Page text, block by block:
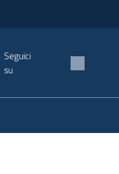
Seguici
su